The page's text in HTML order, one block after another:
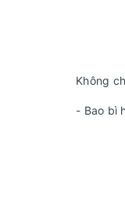
Không
- Bao bì